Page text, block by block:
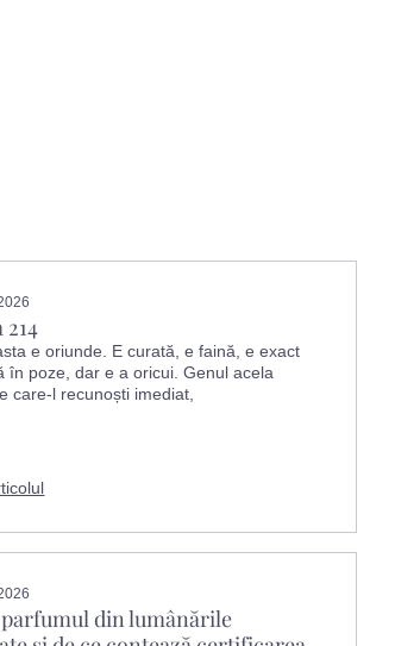
e oriunde. E curată, e faină, e exact
în poze, dar e a oricui. Genul acela
care-l recunoști imediat,
din lumânările